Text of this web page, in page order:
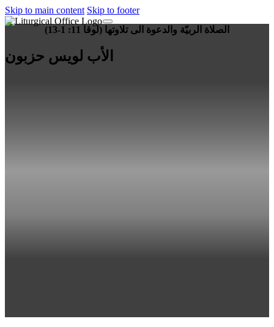
Skip to main content Skip to footer
الصلاة الربيّة والدعوة الى تلاوتها (لوقا 11: 1-13)
الأب لويس حزبون